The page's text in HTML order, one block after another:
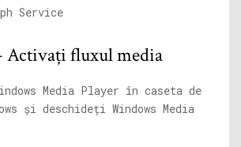
Activați fluxul media
Media Player în caseta de
și deschideți Windows Media